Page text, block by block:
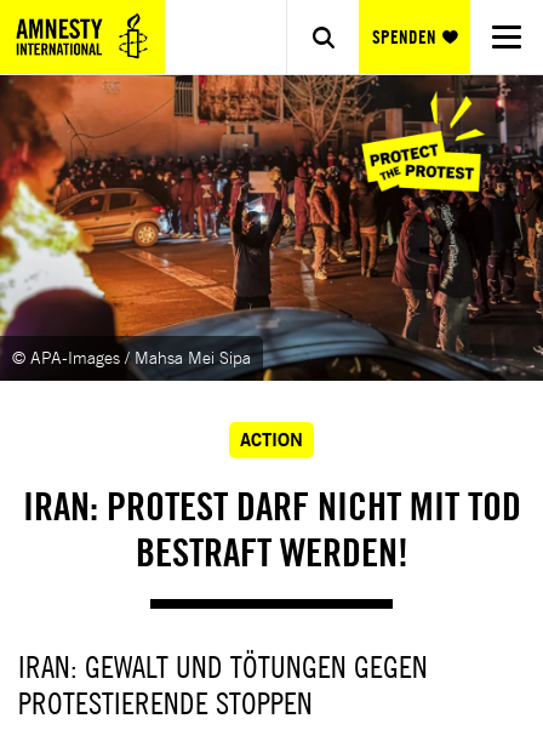
SPENDEN
© APA-Images / Mahsa Mei Sipa
ACTION
IRAN: PROTEST DARF NICHT MIT TOD
BESTRAFT WERDEN!
IRAN: GEWALT UND TÖTUNGEN GEGEN
PROTESTIERENDE STOPPEN